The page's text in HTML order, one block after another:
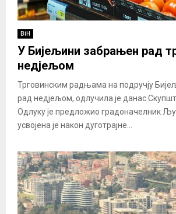
BiH
У Бијељини забрањен рад
недјељом
Трговинским радњама на подручју
рад недјељом, одлучила је данас
Одлуку је предложио градоначелник
усвојена је након дуготрајне...